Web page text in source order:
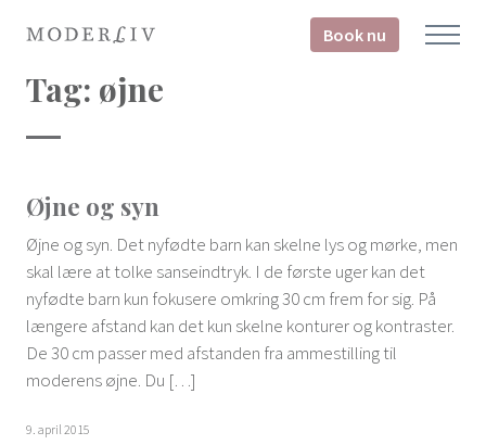
Book nu
Tag: øjne
Øjne og syn
Øjne og syn. Det nyfødte barn kan skelne lys og mørke, men
skal lære at tolke sanseindtryk. I de første uger kan det
nyfødte barn kun fokusere omkring 30 cm frem for sig. På
længere afstand kan det kun skelne konturer og kontraster.
De 30 cm passer med afstanden fra ammestilling til
moderens øjne. Du […]
9. april 2015